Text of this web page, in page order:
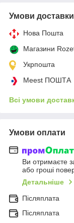
Умови доставки
Нова Пошта
Магазини
Укрпошта
Meest ПОШТА
Всі умови
Умови оплати
Ви отримаєте
або гроші
Детальніше
Післяплата
Післяплата